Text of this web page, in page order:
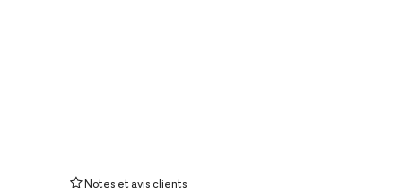
Notes et avis clients